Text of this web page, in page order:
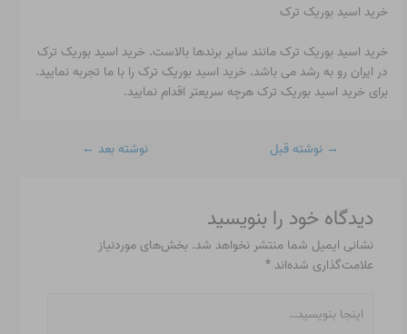
خرید اسید بوریک ترک
خرید اسید بوریک ترک مانند سایر برندها بالاست. خرید اسید بوریک ترک
در ایران رو به رشد می باشد. خرید اسید بوریک ترک را با ما تجربه نمایید.
برای خرید اسید بوریک ترک هرچه سریعتر اقدام نمایید.
→ نوشته قبل نوشته بعد ←
دیدگاه‌ خود را بنویسید
نشانی ایمیل شما منتشر نخواهد شد. بخش‌های موردنیاز
علامت‌گذاری شده‌اند *
بنویسید…